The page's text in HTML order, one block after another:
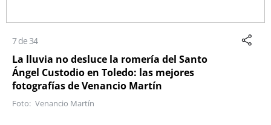
7 de 34
La lluvia no desluce la romería del Santo
Ángel Custodio en Toledo: las mejores
fotografías de Venancio Martín
Venancio Martín